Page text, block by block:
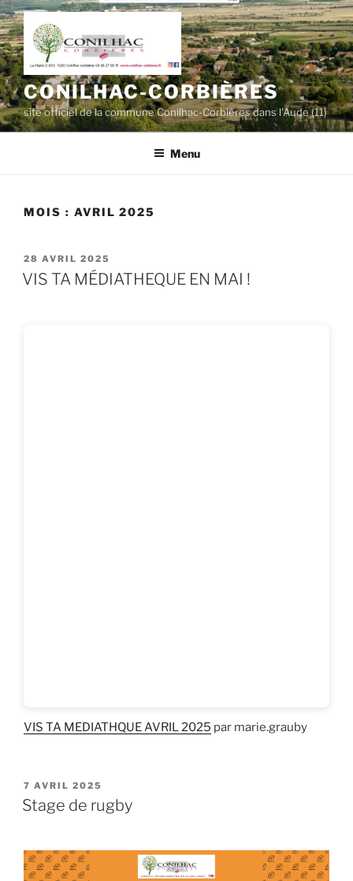
Aller
au
contenu
principal
CONILHAC-CORBIÈRES
site officiel de la commune Conilhac-Corbières dans l'Aude (11)
Menu
MOIS : AVRIL 2025
PUBLIÉ
LE
28 AVRIL 2025
VIS TA MÉDIATHEQUE EN MAI !
VIS TA MEDIATHQUE AVRIL 2025 par marie.grauby
PUBLIÉ
LE
7 AVRIL 2025
Stage de rugby